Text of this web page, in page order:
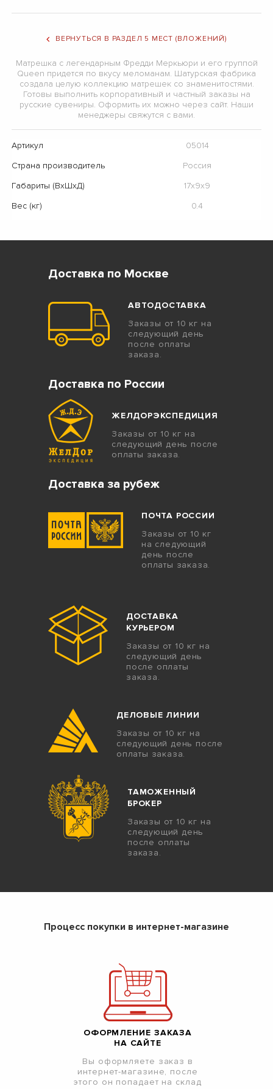
ВЕРНУТЬСЯ В РАЗДЕЛ 5 МЕСТ (ВЛОЖЕНИЙ)
Матрешка с легендарным Фредди Меркьюри и его группой
Queen придется по вкусу меломанам. Шатурская фабрика
создала целую коллекцию матрешек со знаменитостями.
Готовы выполнить корпоративный и частный заказы на
русские сувениры. Оформить их можно через сайт. Наши
менеджеры свяжутся с вами.
Артикул
05014
Страна производитель
Россия
Габариты (ВхШхД)
17х9х9
Вес (кг)
0.4
Доставка по Москве
АВТОДОСТАВКА
Заказы от 10 кг на
следующий день
после оплаты
заказа.
Доставка по России
ЖЕЛДОРЭКСПЕДИЦИЯ
Заказы от 10 кг на
следующий день после
оплаты заказа.
Доставка за рубеж
ПОЧТА РОССИИ
Заказы от 10 кг
на следующий
день после
оплаты заказа.
ДОСТАВКА
КУРЬЕРОМ
Заказы от 10 кг на
следующий день
после оплаты
заказа.
ДЕЛОВЫЕ ЛИНИИ
Заказы от 10 кг на
следующий день после
оплаты заказа.
ТАМОЖЕННЫЙ
БРОКЕР
Заказы от 10 кг на
следующий день
после оплаты
заказа.
Процесс покупки в интернет-магазине
ОФОРМЛЕНИЕ ЗАКАЗА
НА САЙТЕ
Вы оформляете заказ в
интернет-магазине, после
этого он попадает на склад